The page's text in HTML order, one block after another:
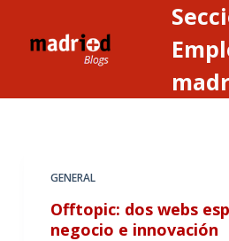
GENERAL
Offtopic: dos webs
negocio e innovación